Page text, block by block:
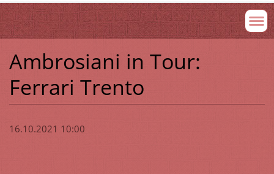
Ambrosiani in Tour:
Ferrari Trento
16.10.2021 10:00